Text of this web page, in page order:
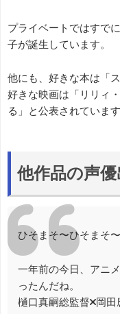
プライベートではすで
子が誕生しています。
他にも、好きな本は「
好きな映画は「リリィ
る」と公表されています
他作品の声優
ひそまそ〜ひそまそ
一年前の今日、アニ
ったんだね。
樋口真嗣総監督✖️岡